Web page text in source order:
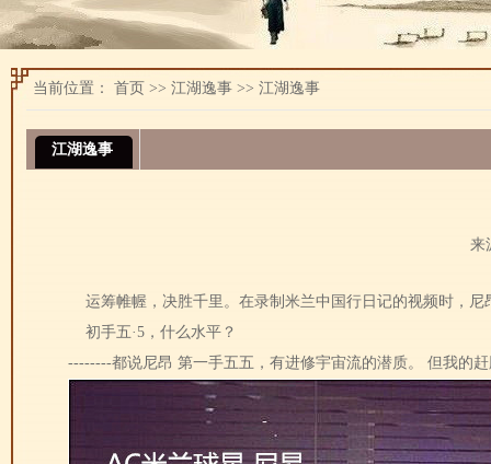
当前位置： 首页 >> 江湖逸事>> 江湖逸事
江湖逸事
来
运筹帷幄，决胜千里。在录制米兰中国行日记的视频时，尼
初手五·5，什么水平？
--------都说尼昂 第一手五五，有进修宇宙流的潜质。 但我的